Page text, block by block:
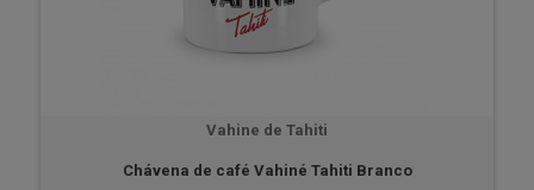
Vahine de Tahiti
Chávena de café Vahiné Tahiti Branco